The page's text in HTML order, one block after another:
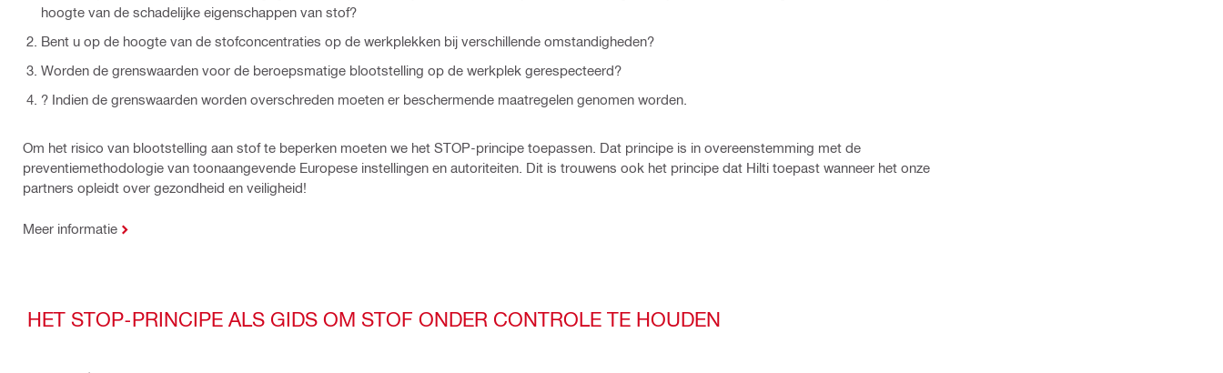
hoogte van de schadelijke eigenschappen van stof?
Bent u op de hoogte van de stofconcentraties op de werkplekken bij verschillende omstandigheden?
Worden de grenswaarden voor de beroepsmatige blootstelling op de werkplek gerespecteerd?
? Indien de grenswaarden worden overschreden moeten er beschermende maatregelen genomen worden.
Om het risico van blootstelling aan stof te beperken moeten we het STOP-principe toepassen. Dat principe is in overeenstemming met de
preventiemethodologie van toonaangevende Europese instellingen en autoriteiten. Dit is trouwens ook het principe dat Hilti toepast wanneer het onze
partners opleidt over gezondheid en veiligheid!
Meer informatie
HET STOP-PRINCIPE ALS GIDS OM STOF ONDER CONTROLE TE HOUDEN